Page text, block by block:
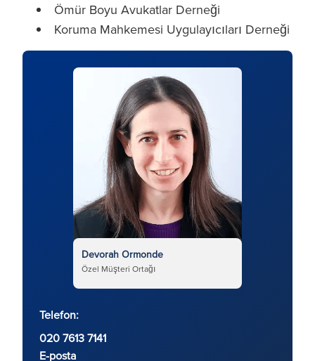
Ömür Boyu Avukatlar Derneği
Koruma Mahkemesi Uygulayıcıları Derneği
Devorah Ormonde
Özel Müşteri Ortağı
Telefon:
020 7613 7141
E-posta